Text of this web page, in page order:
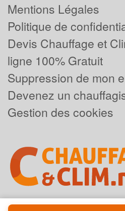
Mentions Légales
Politique de
Devis Chauffage et
ligne 100% Gratuit
Suppression de mon
Devenez un
Gestion des cookies